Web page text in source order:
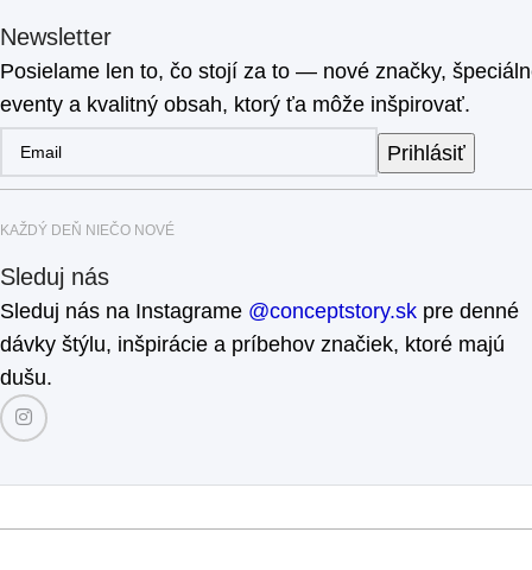
Newsletter
Posielame len to, čo stojí za to — nové značky,
eventy a kvalitný obsah, ktorý ťa môže inšpirovať.
Prihlásiť
KAŽDÝ DEŇ NIEČO NOVÉ
Sleduj nás
Sleduj nás na Instagrame @conceptstory.sk pre denné
dávky štýlu, inšpirácie a príbehov značiek, ktoré majú
dušu.